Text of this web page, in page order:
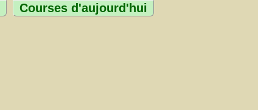
Courses d'aujourd'hui